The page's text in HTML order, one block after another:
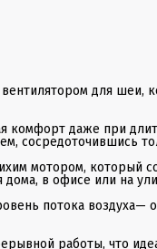
для шеи,
комфорт даже при
сосредоточившись
мотором, который
дома, в офисе или на
потока воздуха—
работы, что